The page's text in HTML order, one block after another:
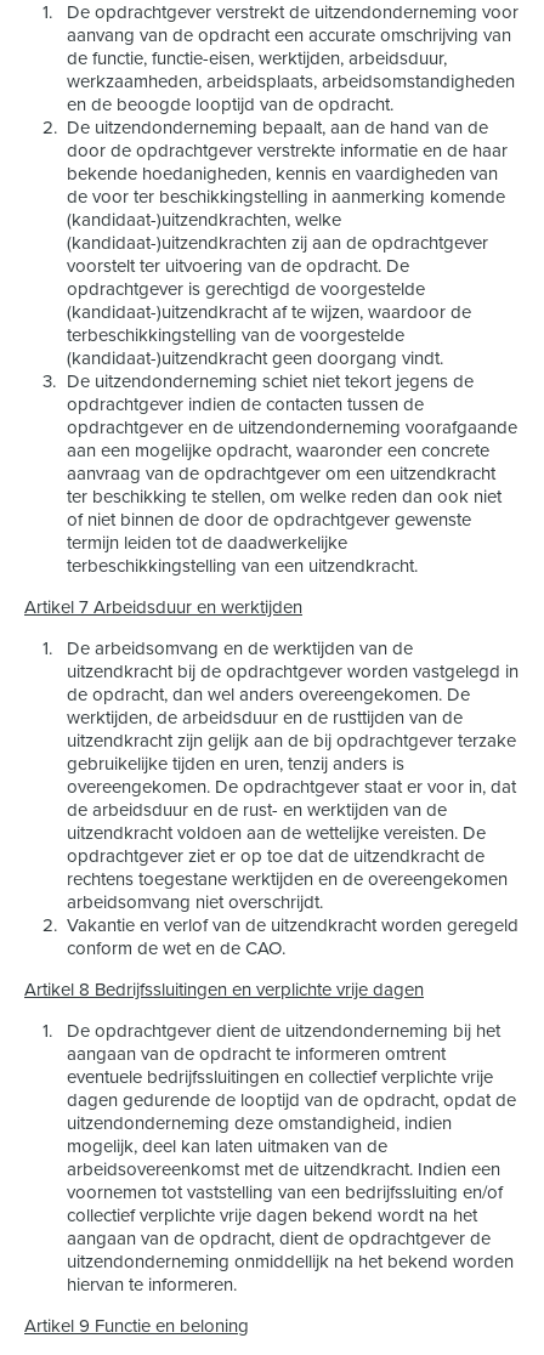
De opdrachtgever verstrekt de uitzendonderneming voor
aanvang van de opdracht een accurate omschrijving van
de functie, functie-eisen, werktijden, arbeidsduur,
werkzaamheden, arbeidsplaats, arbeidsomstandigheden
en de beoogde looptijd van de opdracht.
De uitzendonderneming bepaalt, aan de hand van de
door de opdrachtgever verstrekte informatie en de haar
bekende hoedanigheden, kennis en vaardigheden van
de voor ter beschikkingstelling in aanmerking komende
(kandidaat-)uitzendkrachten, welke
(kandidaat-)uitzendkrachten zij aan de opdrachtgever
voorstelt ter uitvoering van de opdracht. De
opdrachtgever is gerechtigd de voorgestelde
(kandidaat-)uitzendkracht af te wijzen, waardoor de
terbeschikkingstelling van de voorgestelde
(kandidaat-)uitzendkracht geen doorgang vindt.
De uitzendonderneming schiet niet tekort jegens de
opdrachtgever indien de contacten tussen de
opdrachtgever en de uitzendonderneming voorafgaande
aan een mogelijke opdracht, waaronder een concrete
aanvraag van de opdrachtgever om een uitzendkracht
ter beschikking te stellen, om welke reden dan ook niet
of niet binnen de door de opdrachtgever gewenste
termijn leiden tot de daadwerkelijke
terbeschikkingstelling van een uitzendkracht.
Artikel 7 Arbeidsduur en werktijden
De arbeidsomvang en de werktijden van de
uitzendkracht bij de opdrachtgever worden vastgelegd in
de opdracht, dan wel anders overeengekomen. De
werktijden, de arbeidsduur en de rusttijden van de
uitzendkracht zijn gelijk aan de bij opdrachtgever terzake
gebruikelijke tijden en uren, tenzij anders is
overeengekomen. De opdrachtgever staat er voor in, dat
de arbeidsduur en de rust- en werktijden van de
uitzendkracht voldoen aan de wettelijke vereisten. De
opdrachtgever ziet er op toe dat de uitzendkracht de
rechtens toegestane werktijden en de overeengekomen
arbeidsomvang niet overschrijdt.
Vakantie en verlof van de uitzendkracht worden geregeld
conform de wet en de CAO.
Artikel 8 Bedrijfssluitingen en verplichte vrije dagen
De opdrachtgever dient de uitzendonderneming bij het
aangaan van de opdracht te informeren omtrent
eventuele bedrijfssluitingen en collectief verplichte vrije
dagen gedurende de looptijd van de opdracht, opdat de
uitzendonderneming deze omstandigheid, indien
mogelijk, deel kan laten uitmaken van de
arbeidsovereenkomst met de uitzendkracht. Indien een
voornemen tot vaststelling van een bedrijfssluiting en/of
collectief verplichte vrije dagen bekend wordt na het
aangaan van de opdracht, dient de opdrachtgever de
uitzendonderneming onmiddellijk na het bekend worden
hiervan te informeren.
Artikel 9 Functie en beloning